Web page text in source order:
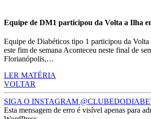
Equipe de DM1 participou da Volta a Ilha
Equipe de Diabéticos tipo 1 participou da
este fim de semana Aconteceu neste final de
Florianópolis,…
LER MATÉRIA
VOLTAR
SIGA O INSTAGRAM
Esta mensagem de erro é visível apenas para